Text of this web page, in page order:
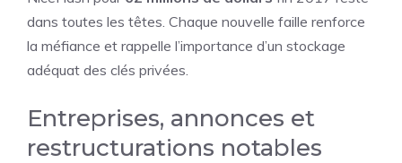
dans toutes les têtes. Chaque nouvelle faille renforce
la méfiance et rappelle l’importance d’un stockage
adéquat des clés privées.
Entreprises, annonces et
restructurations notables